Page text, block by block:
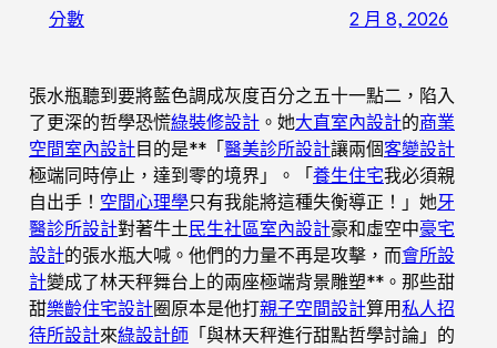
分數 2 月 8, 2026
張水瓶聽到要將藍色調成灰度百分之五十一點二，陷入
了更深的哲學恐慌綠裝修設計 。她大直室內設計的商業
空間室內設計目的是**「醫美診所設計讓兩個客變設計
極端同時停止，達到零的境界」。「養生住宅我必須親
自出手！ 空間心理學只有我能將這種失衡導正！」她牙
醫診所設計對著牛土民生社區室內設計豪和虛空中豪宅
設計的張水瓶大喊。他們的力量不再是攻擊，而會所設
計變成了林天秤舞台上的兩座極端背景雕塑**。那些甜
甜樂齡住宅設計圈原本是他打親子空間設計算用私人招
待所設計來綠設計師 「與林天秤進行甜點哲學討論」的